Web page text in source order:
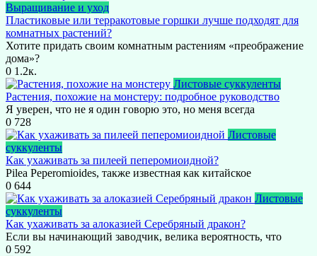
Выращивание и уход
Пластиковые или терракотовые горшки лучше подходят для
комнатных растений?
Хотите придать своим комнатным растениям «преображение
дома»?
0 1.2к.
Листовые суккуленты
Растения, похожие на монстеру: подробное руководство
Я уверен, что не я один говорю это, но меня всегда
0 728
Листовые
суккуленты
Как ухаживать за пилеей пеперомиоидной?
Pilea Peperomioides, также известная как китайское
0 644
Листовые
суккуленты
Как ухаживать за алоказией Серебряный дракон?
Если вы начинающий заводчик, велика вероятность, что
0 592